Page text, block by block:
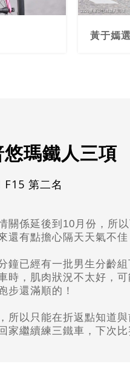
黃于嫣
瑪鐵人三項
第二名
關係延後到10月份，所
還有點擔心隔天天氣不佳
鐘已經有一批男生分齡組
時，肌肉狀況不太好，
步還滿順的！
所以只能在折返點知道與
家繼續練三鐵車， 下次比